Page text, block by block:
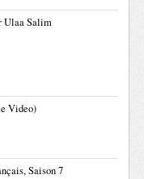
Ulaa Salim
Video)
Saison 7